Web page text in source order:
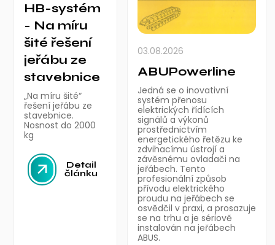
HB-systém
- Na míru
šité řešení
jeřábu ze
stavebnice
„Na míru šité“
řešení jeřábu ze
stavebnice.
Nosnost do 2000
kg
Detail
článku
03.08.2026
ABUPowerline
Jedná se o inovativní
systém přenosu
elektrických řídících
signálů a výkonů
prostřednictvím
energetického řetězu ke
zdvihacímu ústrojí a
závěsnému ovladači na
jeřábech. Tento
profesionální způsob
přívodu elektrického
proudu na jeřábech se
osvědčil v praxi, a prosazuje
se na trhu a je sériově
instalován na jeřábech
ABUS.